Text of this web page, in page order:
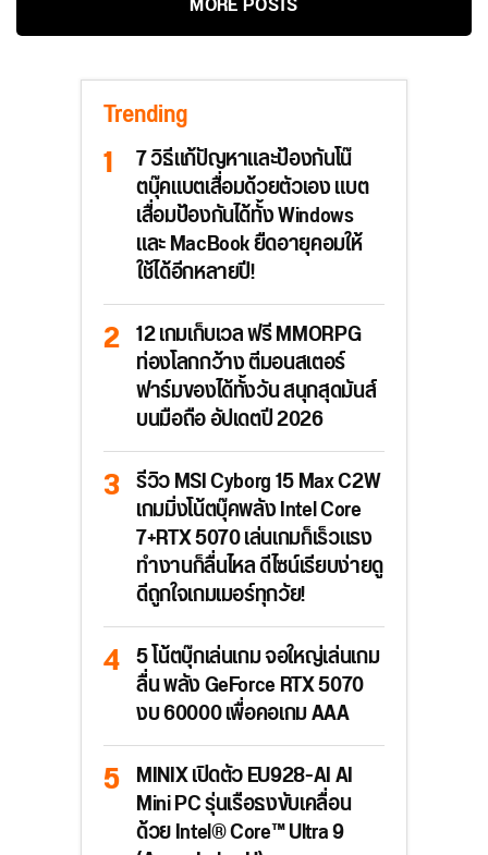
Trending
7 วิธีแก้ปัญหาและป้องกันโน๊
ตบุ๊คแบตเสื่อมด้วยตัวเอง แบต
เสื่อมป้องกันได้ทั้ง Windows
และ MacBook ยืดอายุคอมให้
ใช้ได้อีกหลายปี!
12 เกมเก็บเวล ฟรี MMORPG
ท่องโลกกว้าง ตีมอนสเตอร์
ฟาร์มของได้ทั้งวัน สนุกสุดมันส์
บนมือถือ อัปเดตปี 2026
รีวิว MSI Cyborg 15 Max C2W
เกมมิ่งโน้ตบุ๊คพลัง Intel Core
7+RTX 5070 เล่นเกมก็เร็วแรง
ทำงานก็ลื่นไหล ดีไซน์เรียบง่ายดู
ดีถูกใจเกมเมอร์ทุกวัย!
5 โน้ตบุ๊กเล่นเกม จอใหญ่เล่นเกม
ลื่น พลัง GeForce RTX 5070
งบ 60000 เพื่อคอเกม AAA
MINIX เปิดตัว EU928-AI AI
Mini PC รุ่นเรือธงขับเคลื่อน
ด้วย Intel® Core™ Ultra 9